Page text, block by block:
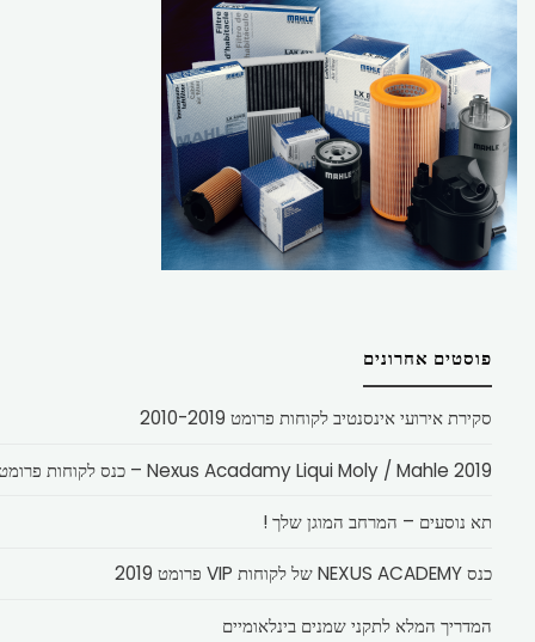
פוסטים אחרונים
סקירת אירועי אינסנטיב לקוחות פרומט 2010-2019
Nexus Acadamy Liqui Moly / Mahle 2019 – כנס לקוחות פרומט
תא נוסעים – המרחב המוגן שלך !
כנס NEXUS ACADEMY של לקוחות VIP פרומט 2019
המדריך המלא לתקני שמנים בינלאומיים